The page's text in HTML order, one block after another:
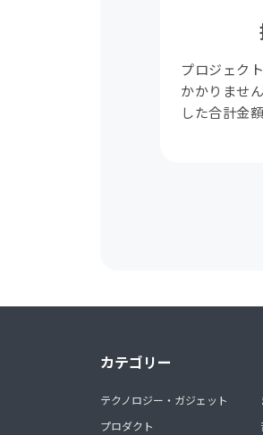
プロジェク
かかりませ
した合計金
カテゴリー
テクノロジー・ガジェット
プロダクト